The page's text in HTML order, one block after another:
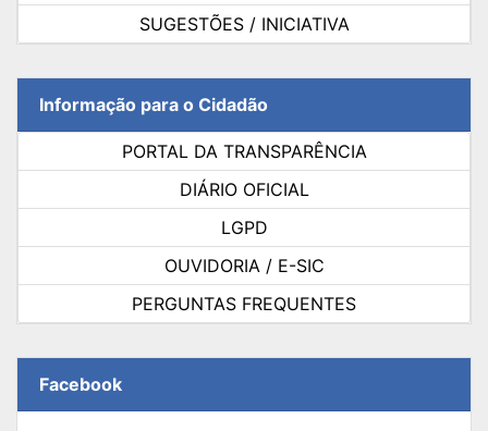
SUGESTÕES / INICIATIVA
Informação para o Cidadão
PORTAL DA TRANSPARÊNCIA
DIÁRIO OFICIAL
LGPD
OUVIDORIA / E-SIC
PERGUNTAS FREQUENTES
Facebook